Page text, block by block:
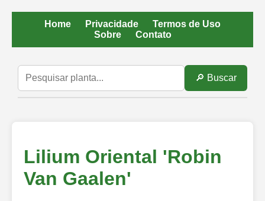
Home Privacidade
Termos de Uso
Sobre
Contato
🔎 Buscar
Lilium Oriental 'Robin
Van Gaalen'